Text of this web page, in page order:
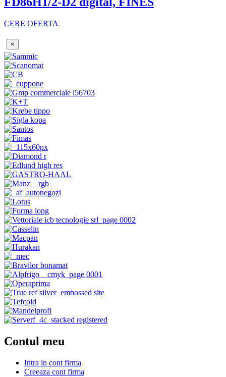
CERE OFERTA
×
Contul meu
Intra in cont firma
Creeaza cont firma